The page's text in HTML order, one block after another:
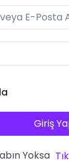
Giriş
Yoksa